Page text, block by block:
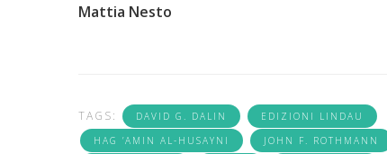
Mattia Nesto
TAGS: DAVID G. DALIN
EDIZIONI LINDAU
HAG ’AMIN AL-HUSAYNI
JOHN F. ROTHMANN